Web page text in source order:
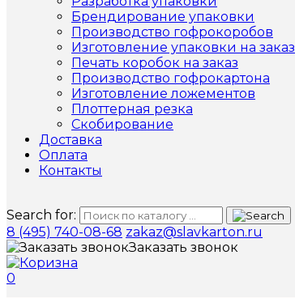
Брендирование упаковки
Производство гофрокоробов
Изготовление упаковки на заказ
Печать коробок на заказ
Производство гофрокартона
Изготовление ложементов
Плоттерная резка
Скобирование
Доставка
Оплата
Контакты
Search for:
8 (495) 740-08-68 zakaz@slavkarton.ru
Заказать звонок
0